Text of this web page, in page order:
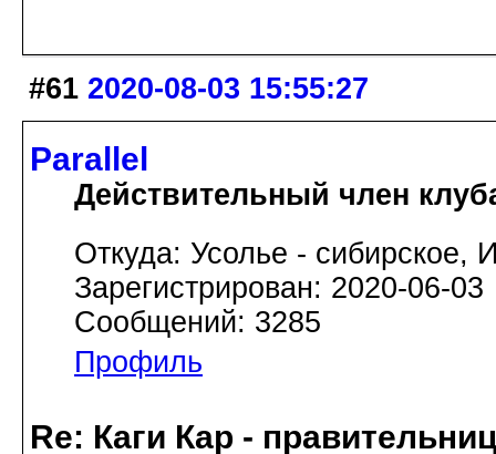
#61 2020-08-03 15:55:27
Parallel
Действительный член
Откуда: Усолье - сибирское,
Зарегистрирован: 2020-06-03
Сообщений: 3285
Профиль
Re: Каги Кар -